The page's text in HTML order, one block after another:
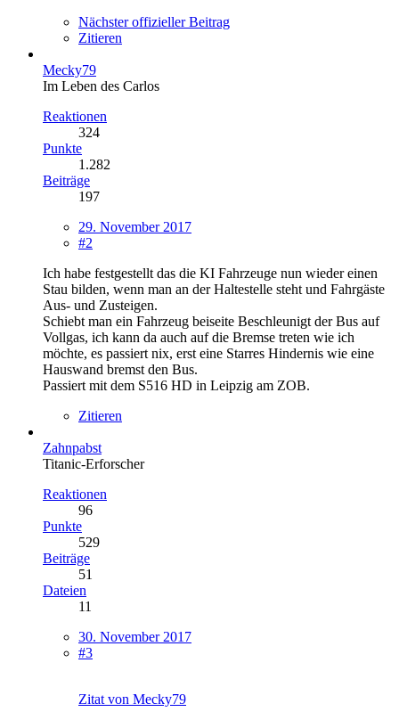
Nächster offizieller Beitrag
Zitieren
Mecky79
Im Leben des Carlos
Reaktionen
324
Punkte
1.282
Beiträge
197
29. November 2017
#2
Ich habe festgestellt das die KI Fahrzeuge nun wieder einen
Stau bilden, wenn man an der Haltestelle steht und Fahrgäste
Aus- und Zusteigen.
Schiebt man ein Fahrzeug beiseite Beschleunigt der Bus auf
Vollgas, ich kann da auch auf die Bremse treten wie ich
möchte, es passiert nix, erst eine Starres Hindernis wie eine
Hauswand bremst den Bus.
Passiert mit dem S516 HD in Leipzig am ZOB.
Zitieren
Zahnpabst
Titanic-Erforscher
Reaktionen
96
Punkte
529
Beiträge
51
Dateien
11
30. November 2017
#3
Zitat von Mecky79